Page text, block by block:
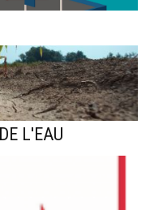
L'EAU